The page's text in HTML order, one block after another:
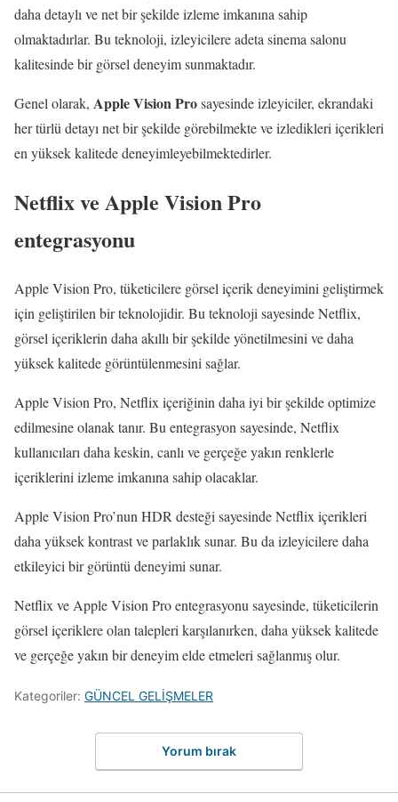
daha detaylı ve net bir şekilde izleme imkanına sahip
olmaktadırlar. Bu teknoloji, izleyicilere adeta sinema salonu
kalitesinde bir görsel deneyim sunmaktadır.
Genel olarak, Apple Vision Prosayesinde izleyiciler, ekrandaki
her türlü detayı net bir şekilde görebilmekte ve izledikleri içerikleri
en yüksek kalitede deneyimleyebilmektedirler.
Netflix ve Apple Vision Pro
entegrasyonu
Apple Vision Pro, tüketicilere görsel içerik deneyimini geliştirmek
için geliştirilen bir teknolojidir. Bu teknoloji sayesinde Netflix,
görsel içeriklerin daha akıllı bir şekilde yönetilmesini ve daha
yüksek kalitede görüntülenmesini sağlar.
Apple Vision Pro, Netflix içeriğinin daha iyi bir şekilde optimize
edilmesine olanak tanır. Bu entegrasyon sayesinde, Netflix
kullanıcıları daha keskin, canlı ve gerçeğe yakın renklerle
içeriklerini izleme imkanına sahip olacaklar.
Apple Vision Pro’nun HDR desteği sayesinde Netflix içerikleri
daha yüksek kontrast ve parlaklık sunar. Bu da izleyicilere daha
etkileyici bir görüntü deneyimi sunar.
Netflix ve Apple Vision Pro entegrasyonu sayesinde, tüketicilerin
görsel içeriklere olan talepleri karşılanırken, daha yüksek kalitede
ve gerçeğe yakın bir deneyim elde etmeleri sağlanmış olur.
Kategoriler: GÜNCEL GELİŞMELER
Yorum bırak